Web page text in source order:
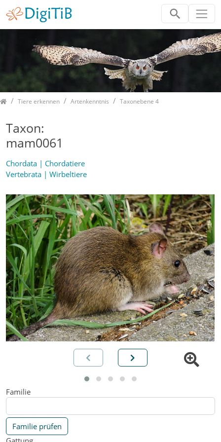
HomeTiere erkennen Artenkenntnis Taxonebene 4
Taxon:
mam0061
Chordata | Chordatiere
Vertebrata | Wirbeltiere
Familie
Familie prüfen